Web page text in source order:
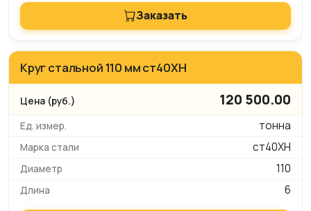
Заказать
Круг стальной 110 мм ст40ХН
120 500.00
тонна
ст40ХН
110
6